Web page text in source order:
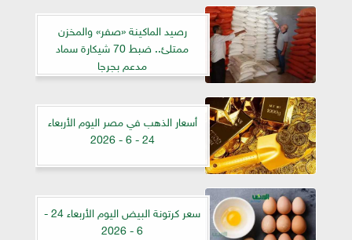
رصيد الماكينة «صفر» والمخزن
ممتلئ.. ضبط 70 شيكارة سماد
مدعم بجرجا
أسعار الذهب في مصر اليوم الأربعاء
24 - 6 - 2026
سعر كرتونة البيض اليوم الأربعاء 24 -
6 - 2026